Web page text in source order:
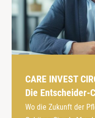
CARE INVEST
Die Entscheider-
Wo die Zukunft der